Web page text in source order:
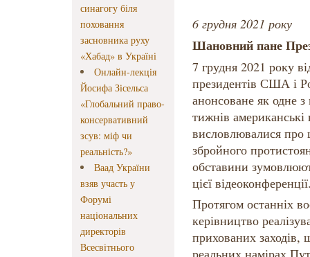
синагогу біля
поховання
засновника руху
«Хабад» в Україні
Онлайн-лекція
Йосифа Зісельса
«Глобальний право-
консервативний
зсув: міф чи
реальність?»
Ваад України
взяв участь у
Форумі
національних
директорів
Всесвітнього
6 грудня 2021 року
Шановний пане
7 грудня 2021 року
президентів США і
анонсоване як одне
тижнів американські
висловлювалися
збройного
обставини
цієї
Протягом останніх
керівництво
прихованих заходів,
реальних намірах